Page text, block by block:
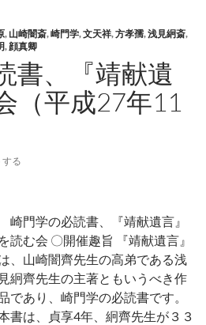
, 山崎闇斎,崎門学,文天祥,方孝孺,浅見絅斎,
,顔真卿
書、『靖献遺
（平成27年11
する
崎門学の必読書、『靖献遺言』
を読む会 〇開催趣旨 『靖献遺言』
、山崎闇齊先生の高弟である浅
見絅齊先生の主著ともいうべき作
であり、崎門学の必読書です。
書は、貞享4年、絅齊先生が３３